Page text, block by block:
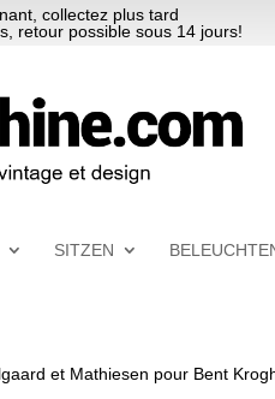
collectez plus tard
retour possible sous 14 jours!
SITZEN
et Mathiesen pour Bent